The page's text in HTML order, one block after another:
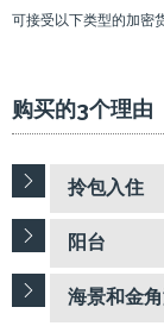
可接受以下类型的加密
购买的3个理由
拎包入住
阳台
海景和金